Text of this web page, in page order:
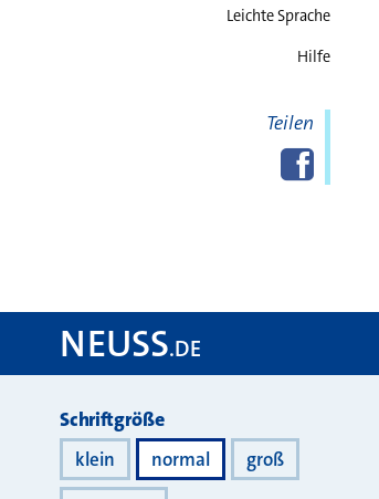
Leichte Sprache
Hilfe
Teilen
NEUSS.DE
Darstellung
Schriftgröße
klein normal
groß